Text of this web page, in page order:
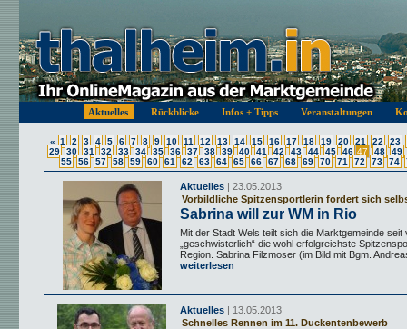
Aktuelles Rückblicke Infos + Tipps Veranstaltungen
« 1 2 3 4 5 6 7 8 9 10 11 12 13 14 15 16 17 18 19 20 21 22 23
29
30 31 32 33 34 35 36 37 38 39 40 41 42 43 44 45 46 47 48
49
55
56 57 58 59 60 61 62 63 64 65 66 67 68 69 70 71 72 73 74
Aktuelles | 23.05.2013
Vorbildliche Spitzensportlerin fordert sich
Sabrina will zur WM in Rio
Mit der Stadt Wels teilt sich die Marktgemeinde seit
„geschwisterlich“ die wohl erfolgreichste
Region. Sabrina Filzmoser (im Bild mit Bgm.
weiterlesen
Aktuelles | 13.05.2013
Schnelles Rennen im 11. Duckentenbewerb